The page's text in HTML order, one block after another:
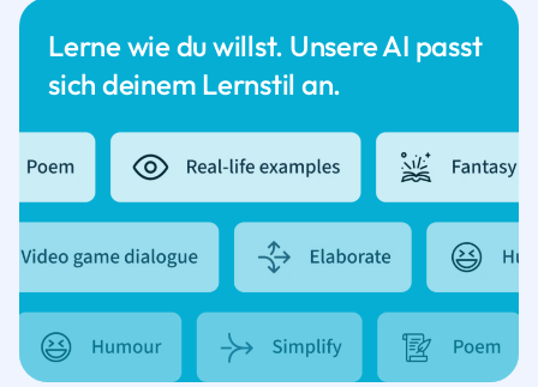
Lerne wie du willst. Unsere AI passt
sich deinem Lernstil an.